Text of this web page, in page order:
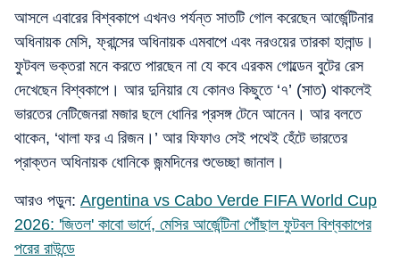
আসলে এবারের বিশ্বকাপে এখনও পর্যন্ত সাতটি গোল করেছেন আর্জেন্টিনার
অধিনায়ক মেসি, ফ্রান্সের অধিনায়ক এমবাপে এবং নরওয়ের তারকা হালান্ড।
ফুটবল ভক্তরা মনে করতে পারছেন না যে কবে এরকম গোল্ডেন বুটের রেস
দেখেছেন বিশ্বকাপে। আর দুনিয়ার যে কোনও কিছুতে ‘৭’ (সাত) থাকলেই
ভারতের নেটিজেনরা মজার ছলে ধোনির প্রসঙ্গ টেনে আনেন। আর বলতে
থাকেন, ‘থালা ফর এ রিজন।’ আর ফিফাও সেই পথেই হেঁটে ভারতের
প্রাক্তন অধিনায়ক ধোনিকে জন্মদিনের শুভেচ্ছা জানাল।
আরও পড়ুন: Argentina vs Cabo Verde FIFA World Cup
2026: 'জিতল' কাবো ভার্দে, মেসির আর্জেন্টিনা পৌঁছাল ফুটবল বিশ্বকাপের
পরের রাউন্ডে